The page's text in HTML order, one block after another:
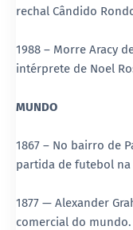
rechal Cândido
1988 – Morre Aracy
intérprete de Noel
MUNDO
1867 – No bairro de
partida de futebol na
1877 — Alexander
comercial do mundo.